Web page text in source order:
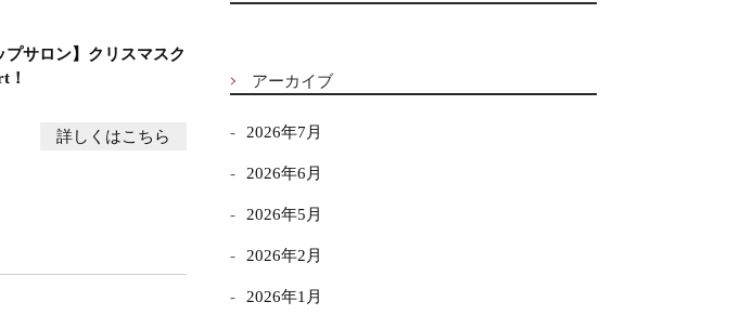
プサロン】クリスマスク
！
詳しくはこちら
アーカイブ
2026年7月
2026年6月
2026年5月
2026年2月
2026年1月